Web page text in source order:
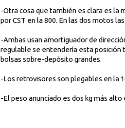
-Otra cosa que también es clara es la
por CST en la 800. En las dos motos
-Ambas usan amortiguador de
regulable se entendería esta posición
bolsas sobre-depósito grandes.
-Los retrovisores son plegables en la
-El peso anunciado es dos kg más alto